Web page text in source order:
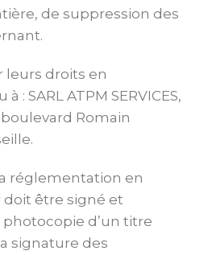
de suppression des
leurs droits en
: SARL ATPM SERVICES,
boulevard Romain
réglementation en
être signé et
d’un titre
signature des